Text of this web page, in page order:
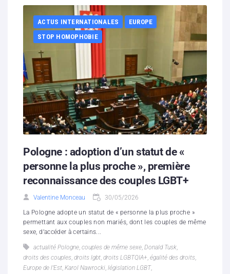
Boutique
Contacts
Hébergement solidaire
ACTUS INTERNATIONALES
EUROPE
STOP HOMOPHOBIE
Pologne : adoption d’un statut de «
personne la plus proche », première
reconnaissance des couples LGBT+
Valentine Monceau 30/05/2026
La Pologne adopte un statut de « personne la plus proche »
permettant aux couples non mariés, dont les couples de même
sexe, d’accéder à certains...
actualité Pologne, couples de même sexe, Donald Tusk,
droits des couples, droits lgbt, droits LGBTQIA+, égalité des droits,
Europe de l’Est, Karol Nawrocki, législation LGBT,